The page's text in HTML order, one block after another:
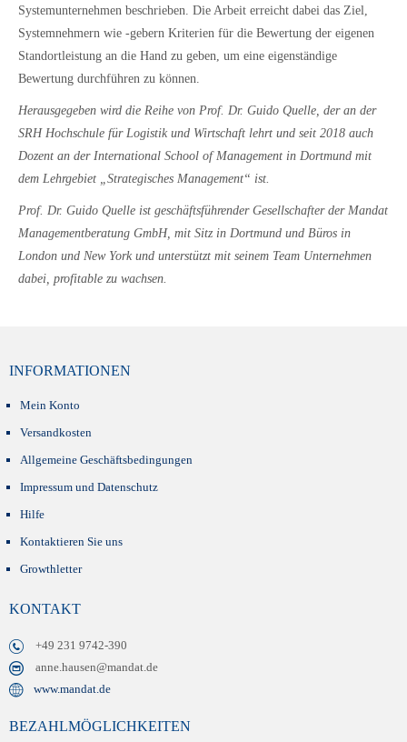
Systemunternehmen beschrieben. Die Arbeit erreicht dabei das Ziel,
Systemnehmern wie -gebern Kriterien für die Bewertung der eigenen
Standortleistung an die Hand zu geben, um eine eigenständige
Bewertung durchführen zu können.
Herausgegeben wird die Reihe von Prof. Dr. Guido Quelle, der an der
SRH Hochschule für Logistik und Wirtschaft lehrt und seit 2018 auch
Dozent an der International School of Management in Dortmund mit
dem Lehrgebiet „Strategisches Management“ ist.
Prof. Dr. Guido Quelle ist geschäftsführender Gesellschafter der Mandat
Managementberatung GmbH, mit Sitz in Dortmund und Büros in
London und New York und unterstützt mit seinem Team Unternehmen
dabei, profitable zu wachsen.
INFORMATIONEN
Mein Konto
Versandkosten
Allgemeine Geschäftsbedingungen
Impressum und Datenschutz
Hilfe
Kontaktieren Sie uns
Growthletter
KONTAKT
+49 231 9742-390
anne.hausen@mandat.de
www.mandat.de
BEZAHLMÖGLICHKEITEN